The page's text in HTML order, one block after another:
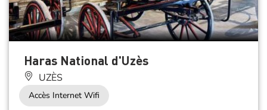
Haras National d'Uzès
UZÈS
Accès Internet Wifi